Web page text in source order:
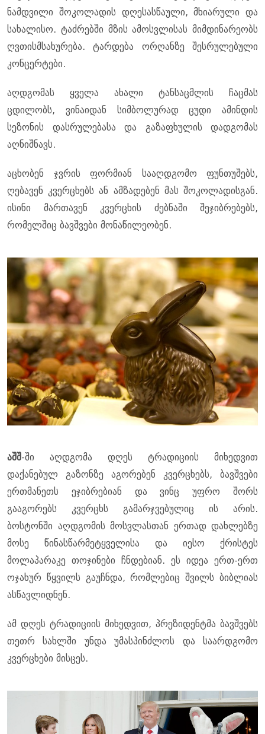
ნამდვილი შოკოლადის დღესასწაული, მხიარული და
სახალისო. ტაძრებში მზის ამოსვლისას მიმდინარეობს
ღვთისმსახურება. ტარდება ორღანზე შესრულებული
კონცერტები.
აღდგომას ყველა ახალი ტანსაცმლის ჩაცმას
ცდილობს, ვინაიდან სიმბოლურად ცუდი ამინდის
სეზონის დასრულებასა და გაზაფხულის დადგომას
აღნიშნავს.
აცხობენ ჯვრის ფორმიან სააღდგომო ფუნთუშებს,
ღებავენ კვერცხებს ან ამზადებენ მას შოკოლადისგან.
ისინი მართავენ კვერცხის ძებნაში შეჯიბრებებს,
რომელშიც ბავშვები მონაწილეობენ.
აშშ-ში აღდგომა დღეს ტრადიციის მიხედვით
დაქანებულ გაზონზე აგორებენ კვერცხებს, ბავშვები
ერთმანეთს ეჯიბრებიან და ვინც უფრო შორს
გააგორებს კვერცხს გამარჯვებულიც ის არის.
ბოსტონში აღდგომის მოსვლასთან ერთად დახლებზე
მოსე წინასწარმეტყველისა და იესო ქრისტეს
მოლაპარაკე თოჯინები ჩნდებიან. ეს იდეა ერთ-ერთ
ოჯახურ წყვილს გაუჩნდა, რომლებიც შვილს ბიბლიას
ასწავლიდნენ.
ამ დღეს ტრადიციის მიხედვით, პრეზიდენტმა ბავშვებს
თეთრ სახლში უნდა უმასპინძლოს და საარდგომო
კვერცხები მისცეს.